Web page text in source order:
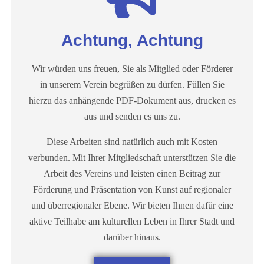
Achtung, Achtung
Wir würden uns freuen, Sie als Mitglied oder Förderer
in unserem Verein begrüßen zu dürfen. Füllen Sie
hierzu das anhängende PDF-Dokument aus, drucken es
aus und senden es uns zu.
Diese Arbeiten sind natürlich auch mit Kosten
verbunden. Mit Ihrer Mitgliedschaft unterstützen Sie die
Arbeit des Vereins und leisten einen Beitrag zur
Förderung und Präsentation von Kunst auf regionaler
und überregionaler Ebene. Wir bieten Ihnen dafür eine
aktive Teilhabe am kulturellen Leben in Ihrer Stadt und
darüber hinaus.